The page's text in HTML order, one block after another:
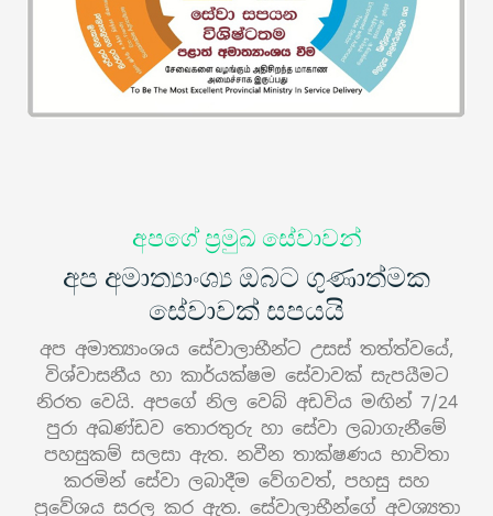
අපගේ ප්‍රමුඛ සේවාවන්
අප අමාත්‍යාංශ්‍ය ඔබට ගුණාත්මක
සේවාවක් සපයයි
අප අමාත්‍යාංශය සේවාලාභීන්ට උසස් තත්ත්වයේ,
විශ්වාසනීය හා කාර්යක්ෂම සේවාවක් සැපයීමට
නිරත වෙයි. අපගේ නිල වෙබ් අඩවිය මඟින් 7/24
පුරා අඛණ්ඩව තොරතුරු හා සේවා ලබාගැනීමේ
පහසුකම් සලසා ඇත. නවීන තාක්ෂණය භාවිතා
කරමින් සේවා ලබාදීම වේගවත්, පහසු සහ
ප්‍රවේශය සරල කර ඇත. සේවාලාභීන්ගේ අවශ්‍යතා